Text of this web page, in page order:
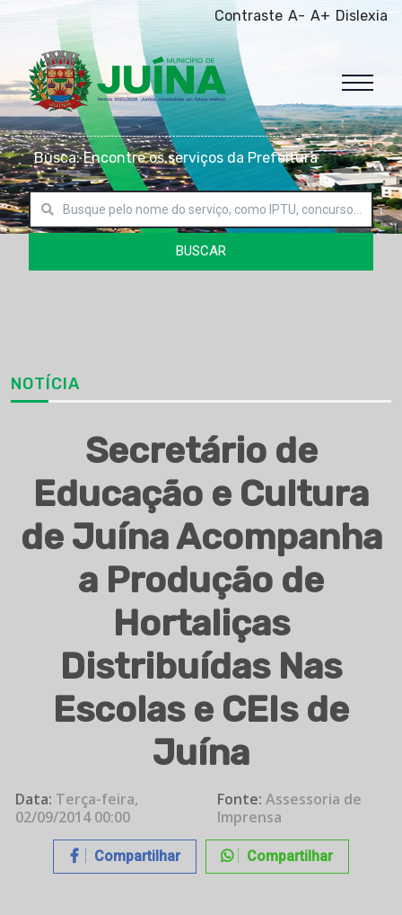
Contraste A- A+ Dislexia
Busca: Encontre os serviços da Prefeitura
BUSCAR
NOTÍCIA
Secretário de
Educação e Cultura
de Juína Acompanha
a Produção de
Hortaliças
Distribuídas Nas
Escolas e CEIs de
Juína
Data: Terça-feira,
02/09/2014 00:00
Fonte: Assessoria de
Imprensa
Compartilhar Compartilhar